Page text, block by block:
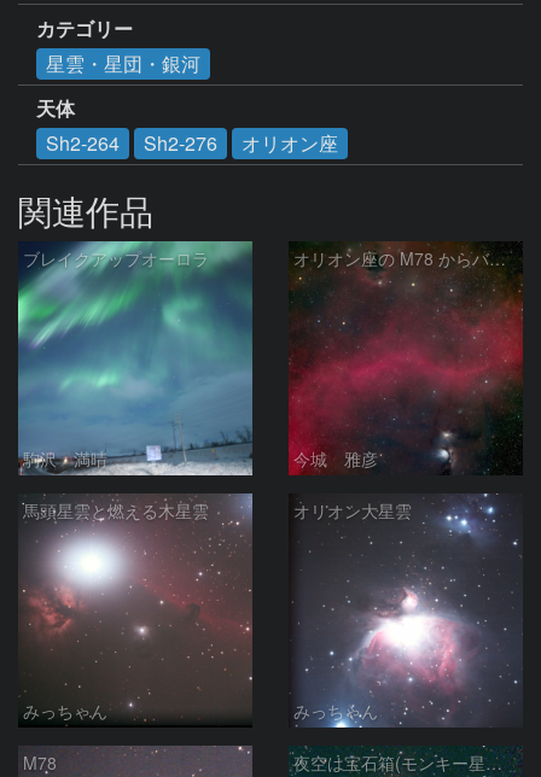
カテゴリー
星雲・星団・銀河
天体
Sh2-264
Sh2-276 オリオン座
関連作品
ブレイクアップオーロラ
駒沢 満晴
オリオン座の M78 からバーナードループをまたいで LDN1622あたり
今城 雅彦
馬頭星雲と燃える木星雲
みっちゃん
オリオン大星雲
みっちゃん
M78 夜空は宝石箱(モンキー星雲 NGC2174) Seestar50